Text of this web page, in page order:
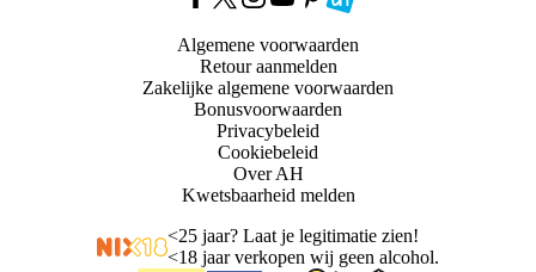
Algemene voorwaarden
Retour aanmelden
Zakelijke algemene voorwaarden
Bonusvoorwaarden
Privacybeleid
Cookiebeleid
Over AH
Kwetsbaarheid melden
<25 jaar? Laat je legitimatie zien!
<18 jaar verkopen wij geen alcohol.